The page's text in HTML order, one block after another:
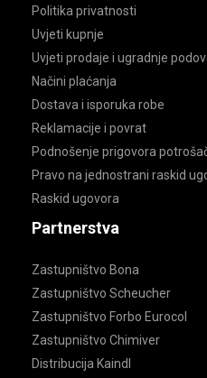
Politika privatnosti
Uvjeti kupnje
Uvjeti prodaje i ugradnje
Načini plaćanja
Dostava i isporuka robe
Reklamacije i povrat
Podnošenje prigovora
Pravo na jednostrani raskid
Raskid ugovora
Partnerstva
Zastupništvo Bona
Zastupništvo Scheucher
Zastupništvo Forbo Eurocol
Zastupništvo Chimiver
Distribucija Kaindl